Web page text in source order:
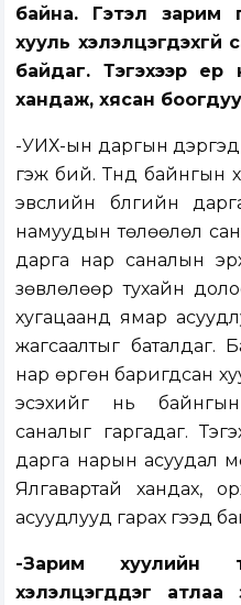
байна. Гэтэл зарим
хууль
байдаг. Тэгэхээр ер
хандаж, хясан
-УИХ-ын даргын
гэж бий. Түүнд
эвслийн бүлгийн
намуудын төлөөлөл
дарга нар саналын
зөвлөлөөр тухайн
хугацаанд ямар
жагсаалтыг баталдаг.
нар өргөн баригдсан
эсэхийг нь
саналыг гаргадаг.
дарга нарын асуудал
Ялгавартай хандах,
асуудлууд гарах гээд
-Зарим хуулийн
хэлэлцэгддэг